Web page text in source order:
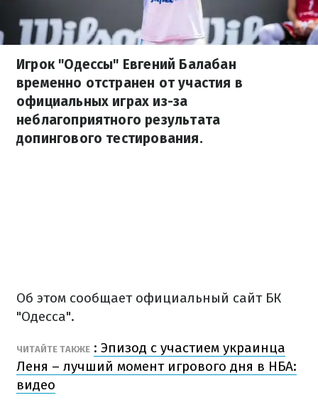
Игрок "Одессы" Евгений Балабан
временно отстранен от участия в
официальных играх из-за
неблагоприятного результата
допингового тестирования.
Об этом сообщает официальный сайт БК
"Одесса".
ЧИТАЙТЕ ТАКЖЕ : Эпизод с участием украинца
Леня – лучший момент игрового дня в НБА:
видео